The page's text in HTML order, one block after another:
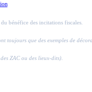
bénéfice des incitations fiscales.
toujours que des exemples de
ZAC ou des lieux-dits).